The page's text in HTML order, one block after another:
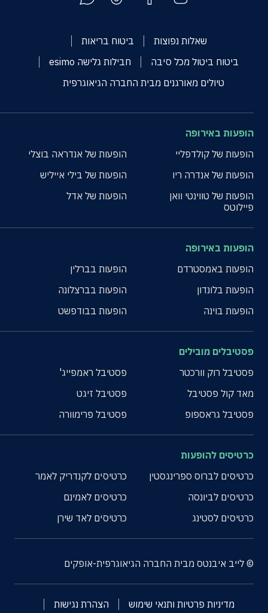
שאלות נפוצות
ביטוח בריאות
ביטוח ביטול מכל סיבה
חבילות גלישה esimo
טיולים מאורגנים מבית החברה הגיאוגרפית
הופעות באירופה
הופעות של קולדפליי
הופעות של אנדראה בוצלי
הופעות של אנדרה ריו
הופעות של בילי אייליש
הופעות של טווינטי וואן
פיילוטס
הופעות של אדל
הופעות באירופה
הופעות באמסטרדם
הופעות בברלין
הופעות בלונדון
הופעות בברצלונה
הופעות בוינה
הופעות בבודפשט
פסטיבלים מובילים
פסטיבל רוק וורכטר
פסטיבל ראמפייג'
מאד קול פסטיבל
פסטיבל זיגט
פסטיבל גראספופ
פסטיבל פרימוורה
כרטיסים להופעות
כרטיסים לברוס ספרינגסטין
כרטיסים לקנדריק לאמר
כרטיסים לביונסה
כרטיסים לאמינם
כרטיסים לסטינג
כרטיסים לאד שירן
© לייב איבנטס מבית החברה הגיאוגרפית-אופקים
מדיניות פרטיות ותנאי שימוש הצהרת נגישות